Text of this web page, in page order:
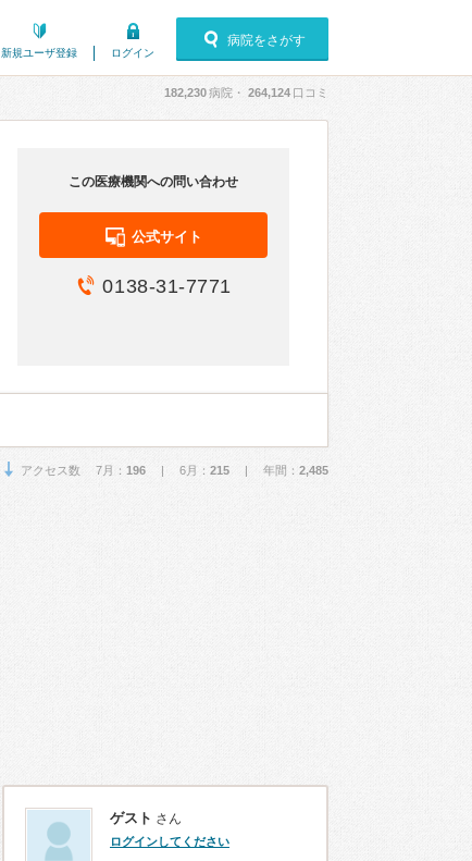
新規ユーザ登録 ログイン
病院をさがす
182,230病院・ 264,124 口コミ
この医療機関への問い合わせ
公式サイト
0138-31-7771
アクセス数 7月： 196 | 6月： 215 | 年間： 2,485
ゲスト さん
ログインしてください